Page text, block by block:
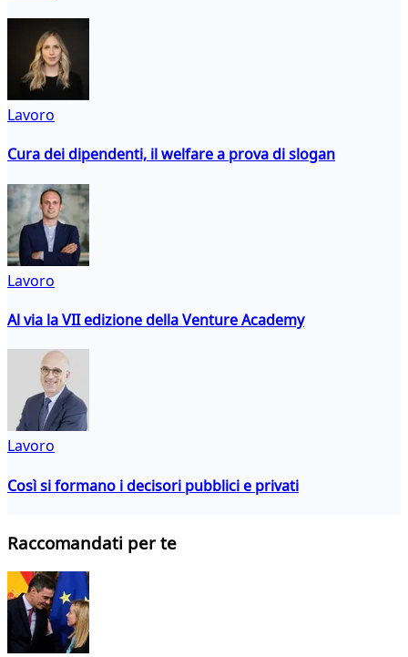
Lavoro
Cura dei dipendenti, il welfare a prova di slogan
Lavoro
Al via la VII edizione della Venture Academy
Lavoro
Così si formano i decisori pubblici e privati
Raccomandati per te